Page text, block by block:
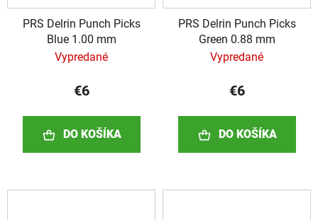
PRS Delrin Punch Picks
Blue 1.00 mm
Vypredané
€6
DO KOŠÍKA
PRS Delrin Punch Picks
Green 0.88 mm
Vypredané
€6
DO KOŠÍKA